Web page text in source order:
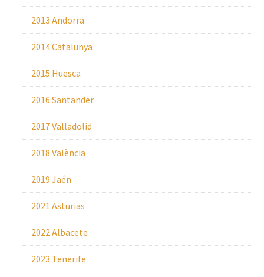
2013 Andorra
2014 Catalunya
2015 Huesca
2016 Santander
2017 Valladolid
2018 València
2019 Jaén
2021 Asturias
2022 Albacete
2023 Tenerife